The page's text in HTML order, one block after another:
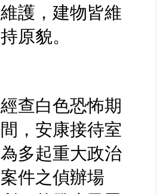
維護，建物皆維
持原貌。
經查白色恐怖期
間，安康接待室
為多起重大政治
案件之偵辦場